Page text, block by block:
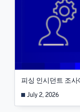
피싱 인시던트 조사
July 2, 2026